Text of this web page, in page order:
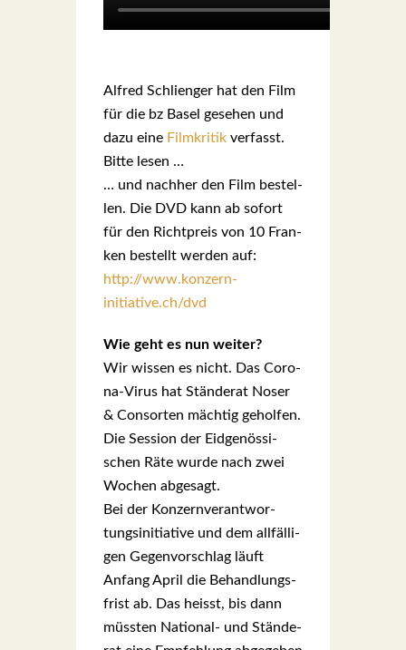
Alfred Schli­en­ger hat den Film
für die bz Basel gese­hen und
dazu eine Film­kri­tik ver­fasst.
Bit­te lesen …
… und nach­her den Film bestel­
len. Die DVD kann ab sofort
für den Richt­preis von 10 Fran­
ken bestellt wer­den auf:
http://www.konzern-
initiative.ch/dvd
Wie geht es nun wei­ter?
Wir wis­sen es nicht. Das Coro­
na-Virus hat Stän­de­rat Noser
& Con­sor­ten mäch­tig gehol­fen.
Die Ses­si­on der Eid­ge­nös­si­
schen Räte wur­de nach zwei
Wochen abge­sagt.
Bei der Kon­zern­ver­ant­wor­
tungs­in­itia­ti­ve und dem all­fäl­li­
gen Gegen­vor­schlag läuft
Anfang April die Behand­lungs­
frist ab. Das heisst, bis dann
müssten Natio­nal- und Stän­de­